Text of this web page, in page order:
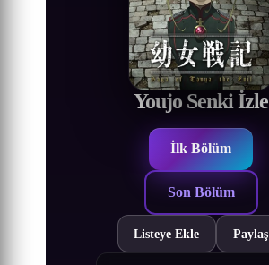
Youjo Senki İzle
İlk Bölüm
Son Bölüm
Listeye Ekle Paylaş